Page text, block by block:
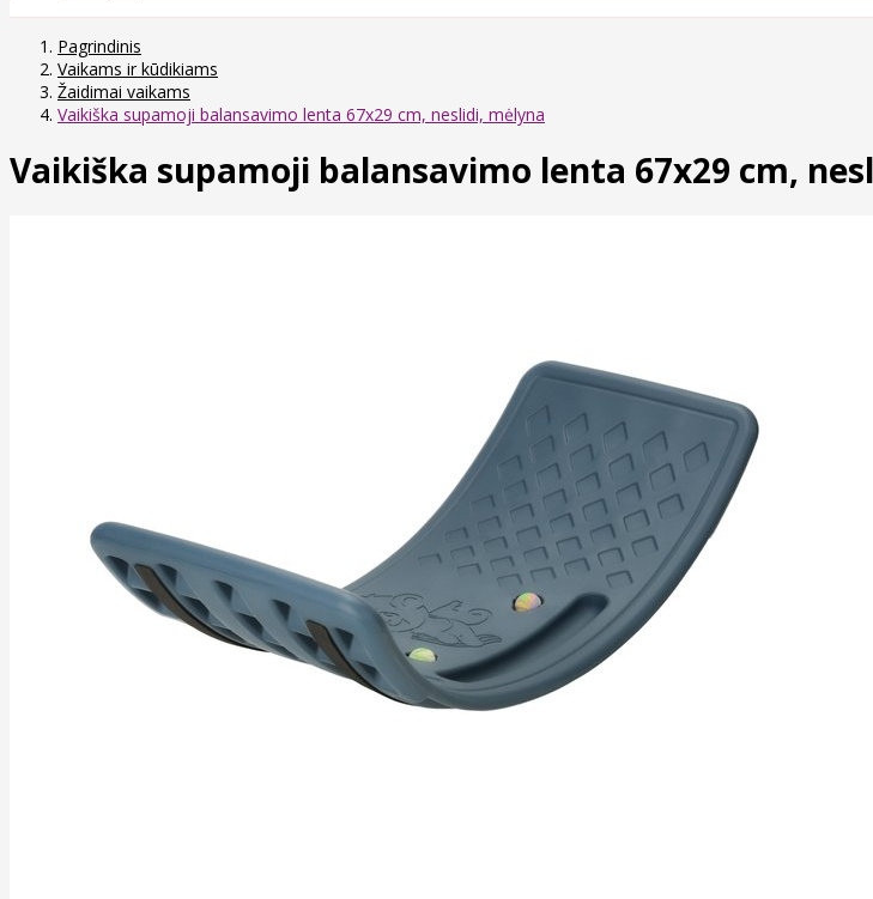
Pagrindinis
Vaikams ir kūdikiams
Žaidimai vaikams
Vaikiška supamoji balansavimo lenta 67x29 cm, neslidi, mėlyna
Vaikiška supamoji balansavimo lenta 67x29 cm,